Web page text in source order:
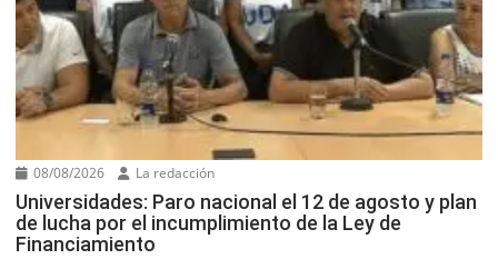
08/08/2026 La redacción
Universidades: Paro nacional el 12 de agosto y plan
de lucha por el incumplimiento de la Ley de
Financiamiento